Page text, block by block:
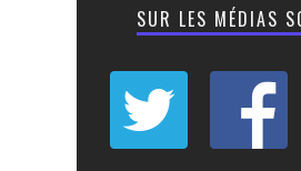
SUR LES MÉDIAS